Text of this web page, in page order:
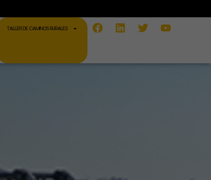
TALLER DE CAMINOS RURALES
Facebook
LinkedinTwitterYoutube